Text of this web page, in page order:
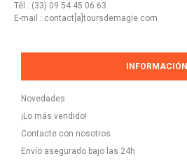
Tél : (33) 09 54 45 06 63
E-mail : contact[a]toursdemagie.com
INFORMACIÓN
Novedades
¡Lo más vendido!
Contacte con nosotros
Envío asegurado bajo las 24h